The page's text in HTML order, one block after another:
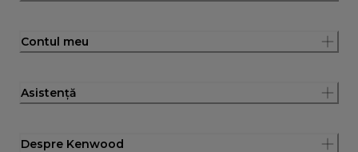
Contul meu
Asistență
Despre Kenwood